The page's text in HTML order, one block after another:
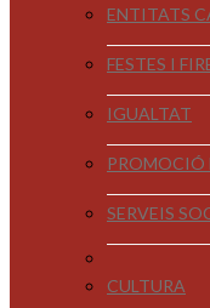
ENTITATS
FESTES I
IGUALTAT
SERVEIS
CULTURA